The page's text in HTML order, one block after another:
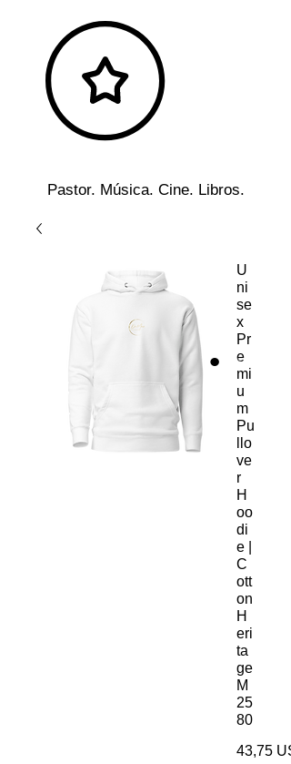
Pastor. Música. Cine. Libros.
U
ni
se
x
Pr
e
mi
u
m
Pu
llo
ve
r
H
oo
di
e |
C
ott
on
H
eri
ta
ge
M
25
80
43,75